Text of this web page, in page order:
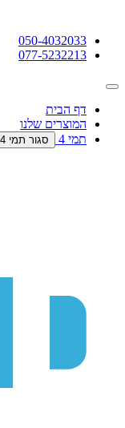
050-4032033
077-5232213
דף הבית
המוצרים שלנו
תמי 4
סגור תמי 4